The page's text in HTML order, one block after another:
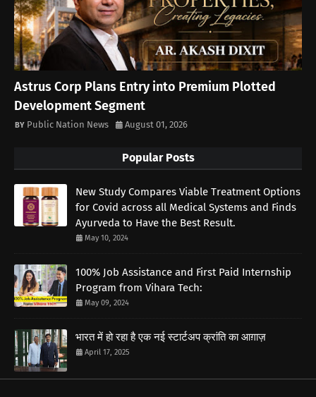
Astrus Corp Plans Entry into Premium Plotted
Development Segment
Public Nation News August 01, 2026
Popular Posts
New Study Compares Viable Treatment Options
for Covid across all Medical Systems and Finds
Ayurveda to Have the Best Result.
May 10, 2024
100% Job Assistance and First Paid Internship
Program from Vihara Tech:
May 09, 2024
भारत में हो रहा है एक नई स्टार्टअप क्रांति का आग़ाज़
April 17, 2025